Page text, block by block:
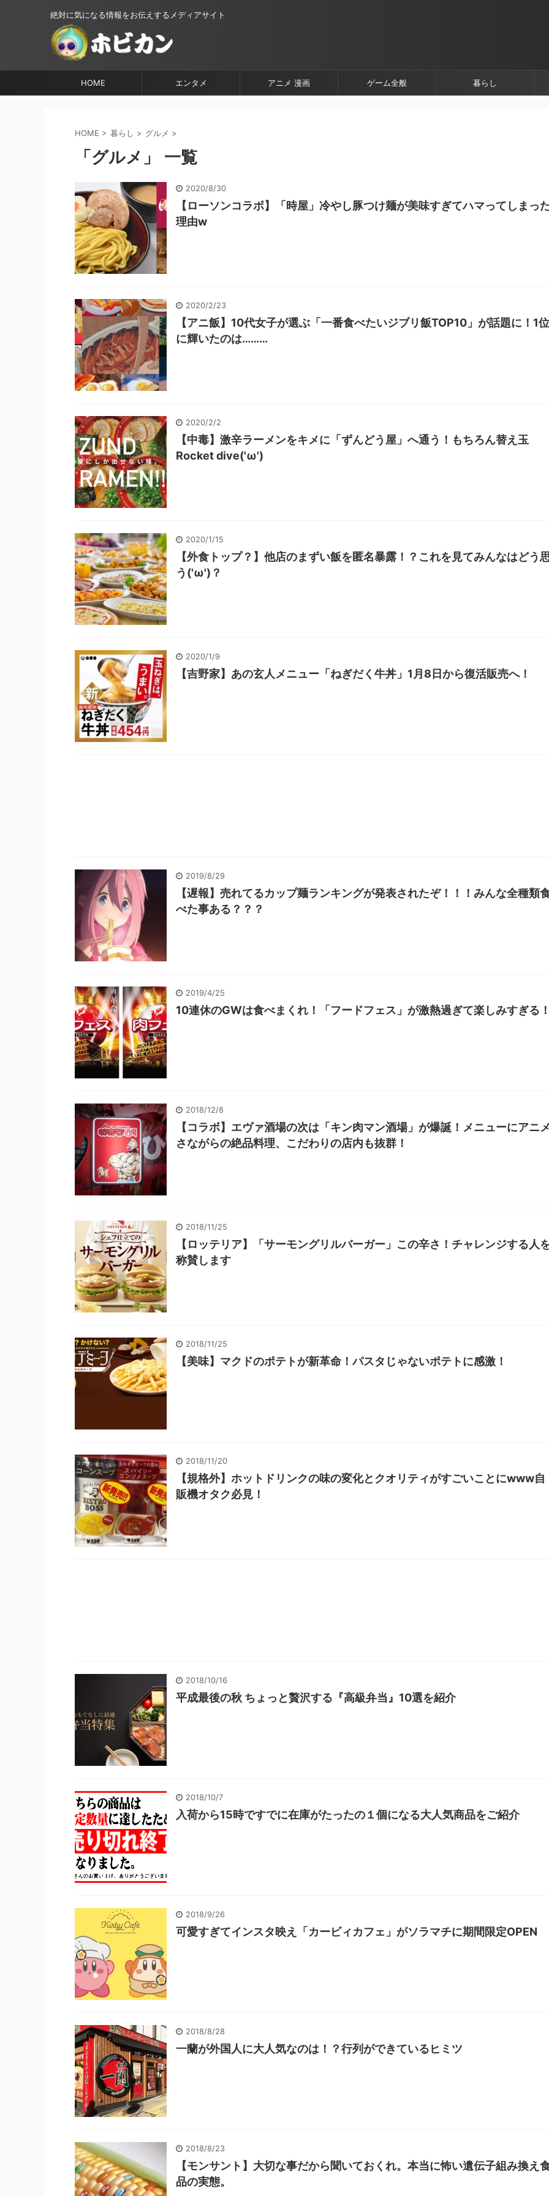
絶対に気になる情報をお伝えするメディアサイト
HOME エンタメ アニメ 漫画 ゲーム全般 暮らし
HOME > 暮らし > グルメ >
「グルメ」 一覧
2020/8/30
【ローソンコラボ】「時屋」冷やし豚つけ麺が美味すぎてハマってしまっ
理由w
2020/2/23
【アニ飯】10代女子が選ぶ「一番食べたいジブリ飯TOP10」が話題に！1位
に輝いたのは………
2020/2/2
【中毒】激辛ラーメンをキメに「ずんどう屋」へ通う！もちろん替え玉
Rocket dive('ω')
2020/1/15
【外食トップ？】他店のまずい飯を匿名暴露！？これを見てみんなはどう
う('ω')？
2020/1/9
【吉野家】あの玄人メニュー「ねぎだく牛丼」1月8日から復活販売へ！
2019/8/29
【遅報】売れてるカップ麺ランキングが発表されたぞ！！！みんな全種類
べた事ある？？？
2019/4/25
10連休のGWは食べまくれ！「フードフェス」が激熱過ぎて楽しみすぎる
2018/12/8
【コラボ】エヴァ酒場の次は「キン肉マン酒場」が爆誕！メニューにアニ
さながらの絶品料理、こだわりの店内も抜群！
2018/11/25
【ロッテリア】「サーモングリルバーガー」この辛さ！チャレンジする人
称賛します
2018/11/25
【美味】マクドのポテトが新革命！パスタじゃないポテトに感激！
2018/11/20
【規格外】ホットドリンクの味の変化とクオリティがすごいことにwww自
販機オタク必見！
2018/10/16
平成最後の秋 ちょっと贅沢する『高級弁当』10選を紹介
2018/10/7
入荷から15時ですでに在庫がたったの１個になる大人気商品をご紹介
2018/9/26
可愛すぎてインスタ映え「カービィカフェ」がソラマチに期間限定OPEN
2018/8/28
一蘭が外国人に大人気なのは！？行列ができているヒミツ
2018/8/23
【モンサント】大切な事だから聞いておくれ。本当に怖い遺伝子組み換え
品の実態。